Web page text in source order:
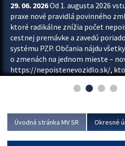
29. 06. 2026Od 1. augusta 2026
praxe nové pravidlá povinného
ktoré radikálne znížia počet
cestnej premávke a zavedú
systému PZP. Občania nájdu
o zmenách na jednom mieste –
https://nepoistenevozidlo.sk/,
asociácie poisťovní (SLASPO) a
Viac
Úvodná stránka MV SR Okresné